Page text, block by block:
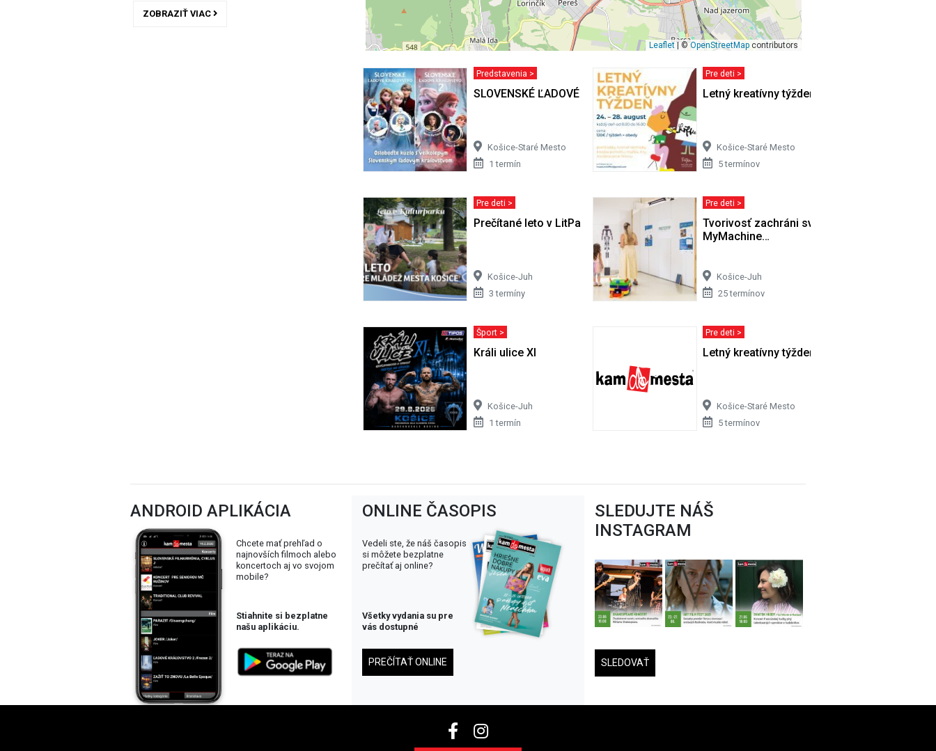
ZOBRAZIŤ VIAC
Leaflet| ©OpenStreetMap contributors
Predstavenia >
SLOVENSKÉ ĽADOVÉ KRÁĽOVSTVO
Košice-Staré Mesto
1 termín
Pre deti >
Letný kreatívny týždeň
Košice-Staré Mesto
5 termínov
Pre deti >
Prečítané leto v LitParku | Leto v…
Košice-Juh
3 termíny
Pre deti >
Tvorivosť zachráni svet - výstava
MyMachine…
Košice-Juh
25 termínov
Šport >
Králi ulice XI
Košice-Juh
1 termín
Pre deti >
Letný kreatívny týždeň
Košice-Staré Mesto
5 termínov
ANDROID APLIKÁCIA
Chcete mať prehľad o
najnovších filmoch alebo
koncertoch aj vo svojom
mobile?
Stiahnite si bezplatne
našu aplikáciu.
ONLINE ČASOPIS
Vedeli ste, že náš časopis
si môžete bezplatne
prečítať aj online?
Všetky vydania su pre
vás dostupné
PREČÍTAŤ ONLINE
SLEDUJTE NÁŠ
INSTAGRAM
SLEDOVAŤ